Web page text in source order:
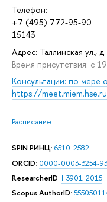
Телефон:
+7 (495) 772-95-90
15143
Адрес: Таллинская ул.,
Время присутствия: с
Консультации: по мере
https://
Расписание
SPIN РИНЦ: 6510-2582
ORCID: 0000-0003-3254-
ResearcherID: I-3901-2015
Scopus AuthorID: